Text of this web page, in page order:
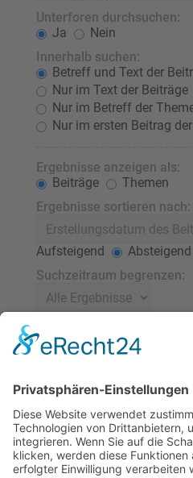
Unterforen durchsuchen:
Ja
Nein
Innerhalb suchen:
Betreff und Text der
Nur im Text der Beiträge
Nur im Betreff der
Nur im ersten Beitrag
Ergebnisse anzeigen als:
Beiträge
Themen
Ergebnisse sortieren nach:
Aufsteigend
Absteigend
Suchzeitraum begrenzen:
Stelle 0 als Wert ein, damit
angezeigt wird.